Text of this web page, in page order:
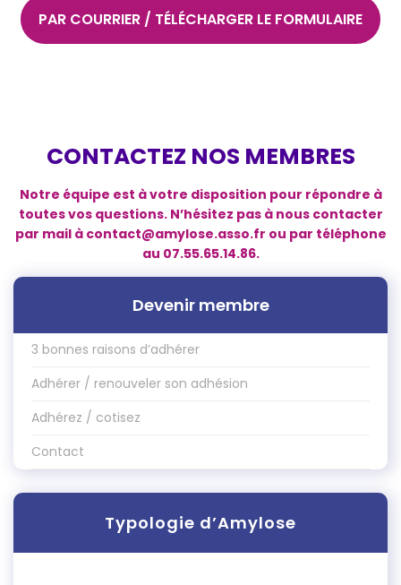
PAR COURRIER / TÉLÉCHARGER LE FORMULAIRE
CONTACTEZ NOS MEMBRES
Notre équipe est à votre disposition pour répondre à
toutes vos questions. N’hésitez pas à nous contacter
par mail à contact@amylose.asso.fr ou par téléphone
au 07.55.65.14.86.
Devenir membre
3 bonnes raisons d’adhérer
Adhérer / renouveler son adhésion
Adhérez / cotisez
Contact
Typologie d’Amylose